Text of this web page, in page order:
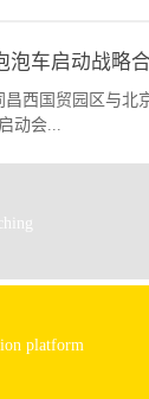
泡车启动战略
昌西国贸园区与北
动会...
platform